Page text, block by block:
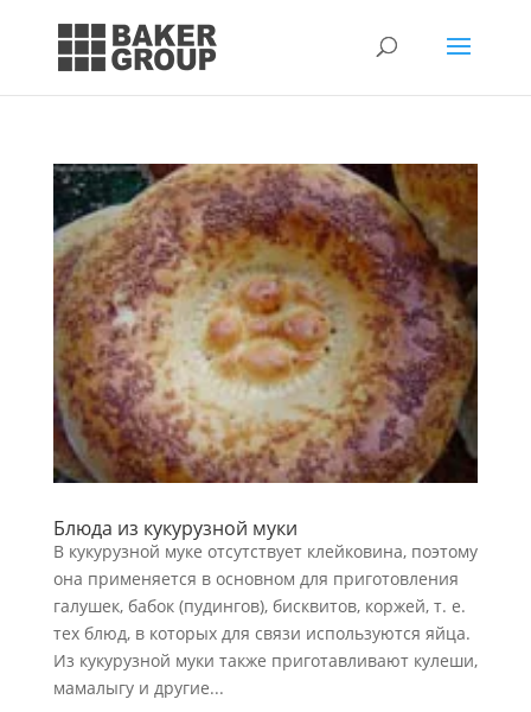
Блюда из кукурузной муки
В кукурузной муке отсутствует клейковина, поэтому
она применяется в основном для приготовления
галушек, бабок (пудингов), бисквитов, коржей, т. е.
тех блюд, в которых для связи используются яйца.
Из кукурузной муки также приготавливают кулеши,
мамалыгу и другие...